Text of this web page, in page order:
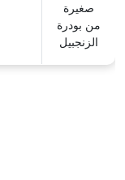
صغيرة
من بودرة
الزنجبيل